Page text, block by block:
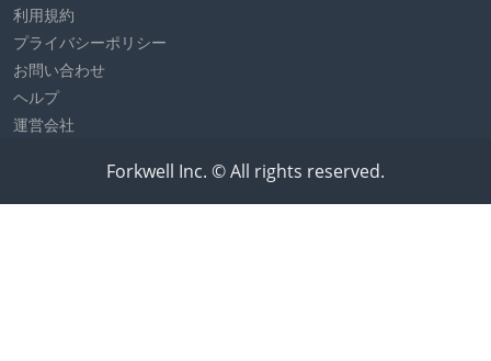
利用規約
プライバシーポリシー
お問い合わせ
ヘルプ
運営会社
Forkwell Inc. © All rights reserved.